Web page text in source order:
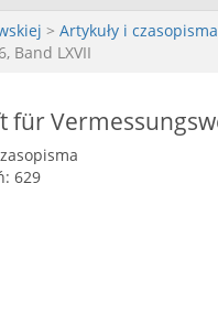
> Artykuły i czasopisma
Band LXVII
für
629